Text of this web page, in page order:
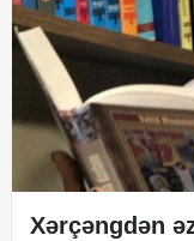
Xərçəngdən